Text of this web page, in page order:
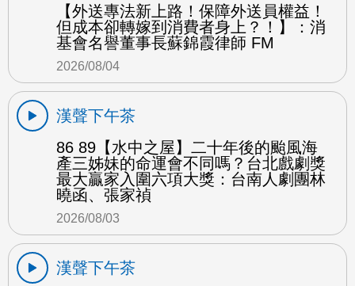
【外送專法新上路！保障外送員權益！
但成本卻轉嫁到消費者身上？！】：消
基會名譽董事長蘇錦霞律師 FM
2026/08/04
漢聲下午茶
86 89【水中之屋】二十年後的颱風海
產三姊妹的命運會不同嗎？台北戲劇獎
最大贏家入圍六項大獎：台南人劇團林
曉函、張家禎
2026/08/03
漢聲下午茶